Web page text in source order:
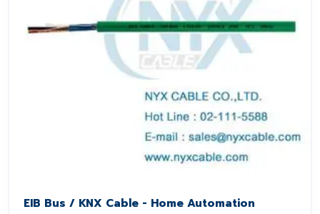
EIB Bus / KNX Cable - Home Automation